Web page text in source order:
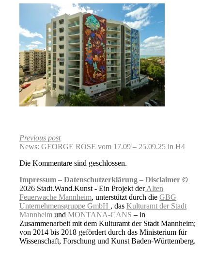
Previous post
News: GEORGE ROSE vom 17.09 – 25.09.25 in H4
Die Kommentare sind geschlossen.
Impressum – Datenschutzerklärung – Disclaimer ©
2026 Stadt.Wand.Kunst - Ein Projekt derAlten
Feuerwache Mannheim, unterstützt durch die GBG
Unternehmensgruppe GmbH , das Kulturamt der Stadt
Mannheim und MONTANA-CANS – in
Zusammenarbeit mit dem Kulturamt der Stadt Mannheim;
von 2014 bis 2018 gefördert durch das Ministerium für
Wissenschaft, Forschung und Kunst Baden-Württemberg.